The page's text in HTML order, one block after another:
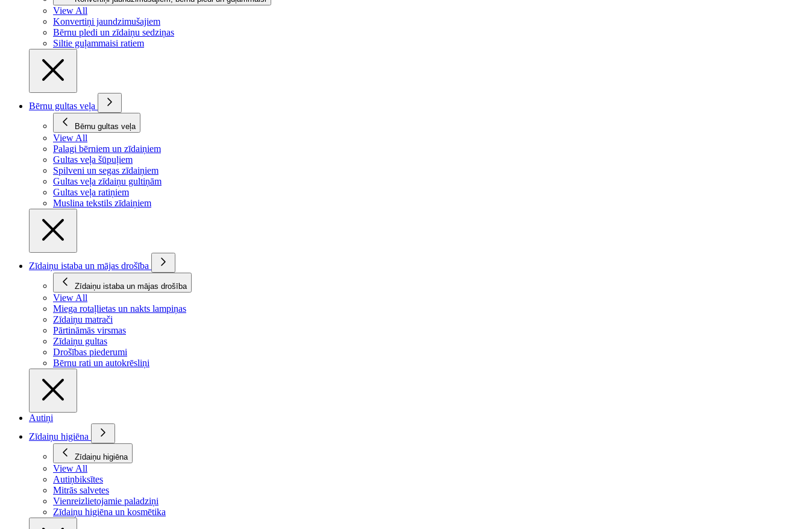
View All
Konvertiņi jaundzimušajiem
Bērnu pledi un zīdaiņu sedziņas
Siltie guļammaisi ratiem
Bērnu gultas veļa
Bērnu gultas veļa
View All
Palagi bērniem un zīdaiņiem
Gultas veļa šūpuļiem
Spilveni un segas zīdaiņiem
Gultas veļa zīdaiņu gultiņām
Gultas veļa ratiņiem
Muslina tekstils zīdaiņiem
Zīdaiņu istaba un mājas drošība
Zīdaiņu istaba un mājas drošība
View All
Miega rotaļlietas un nakts lampiņas
Zīdaiņu matrači
Pārtināmās virsmas
Zīdaiņu gultas
Drošības piederumi
Bērnu rati un autokrēsliņi
Autiņi
Zīdaiņu higiēna
Zīdaiņu higiēna
View All
Autiņbiksītes
Mitrās salvetes
Vienreizlietojamie paladziņi
Zīdaiņu higiēna un kosmētika